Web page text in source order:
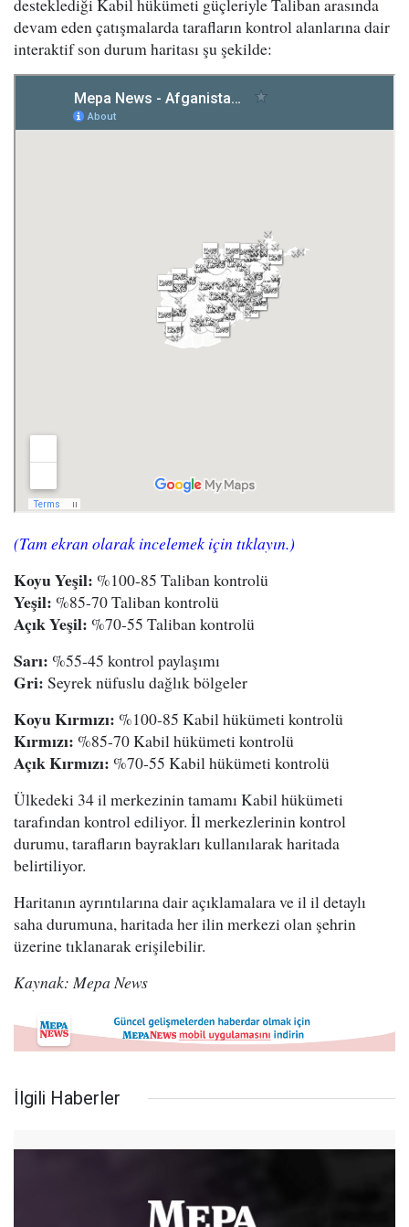
desteklediği Kabil hükümeti güçleriyle Taliban arasında
devam eden çatışmalarda tarafların kontrol alanlarına dair
interaktif son durum haritası şu şekilde:
(Tam ekran olarak incelemek için tıklayın.)
Koyu Yeşil: %100-85 Taliban kontrolü
Yeşil: %85-70 Taliban kontrolü
Açık Yeşil: %70-55 Taliban kontrolü
Sarı: %55-45 kontrol paylaşımı
Gri: Seyrek nüfuslu dağlık bölgeler
Koyu Kırmızı: %100-85 Kabil hükümeti kontrolü
Kırmızı: %85-70 Kabil hükümeti kontrolü
Açık Kırmızı: %70-55 Kabil hükümeti kontrolü
Ülkedeki 34 il merkezinin tamamı Kabil hükümeti
tarafından kontrol ediliyor. İl merkezlerinin kontrol
durumu, tarafların bayrakları kullanılarak haritada
belirtiliyor.
Haritanın ayrıntılarına dair açıklamalara ve il il detaylı
saha durumuna, haritada her ilin merkezi olan şehrin
üzerine tıklanarak erişilebilir.
Kaynak: Mepa News
İlgili Haberler